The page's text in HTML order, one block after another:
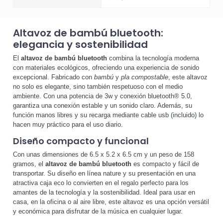
Altavoz de bambú bluetooth:
elegancia y sostenibilidad
El altavoz de bambú bluetooth combina la tecnología moderna
con materiales ecológicos, ofreciendo una experiencia de sonido
excepcional. Fabricado con bambú y pla compostable, este altavoz
no solo es elegante, sino también respetuoso con el medio
ambiente. Con una potencia de 3w y conexión bluetooth® 5.0,
garantiza una conexión estable y un sonido claro. Además, su
función manos libres y su recarga mediante cable usb (incluido) lo
hacen muy práctico para el uso diario.
Diseño compacto y funcional
Con unas dimensiones de 6.5 x 5.2 x 6.5 cm y un peso de 158
gramos, el altavoz de bambú bluetooth es compacto y fácil de
transportar. Su diseño en línea nature y su presentación en una
atractiva caja eco lo convierten en el regalo perfecto para los
amantes de la tecnología y la sostenibilidad. Ideal para usar en
casa, en la oficina o al aire libre, este altavoz es una opción versátil
y económica para disfrutar de la música en cualquier lugar.